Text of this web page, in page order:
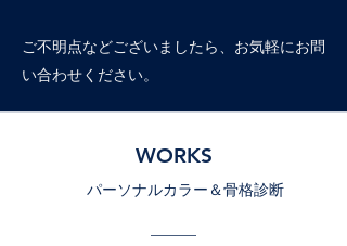
ご不明点などございましたら、お気軽に​お問
い合わせください。
WORKS
パーソナルカラー＆骨格診断